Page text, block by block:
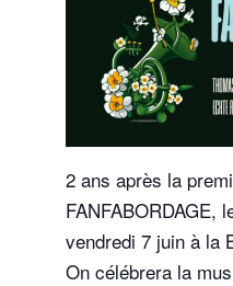
2 ans après la
FANFABORDAGE,
vendredi 7 juin à la
On célébrera la